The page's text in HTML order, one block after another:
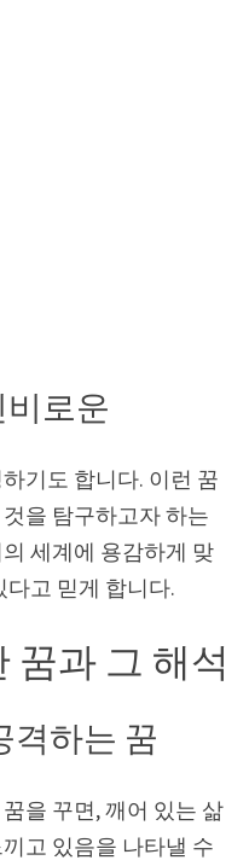
로운
기도 합니다. 이런 꿈
을 탐구하고자 하는
세계에 용감하게 맞
고 믿게 합니다.
꿈과 그 해석
격하는 꿈
을 꾸면, 깨어 있는 삶
고 있음을 나타낼 수